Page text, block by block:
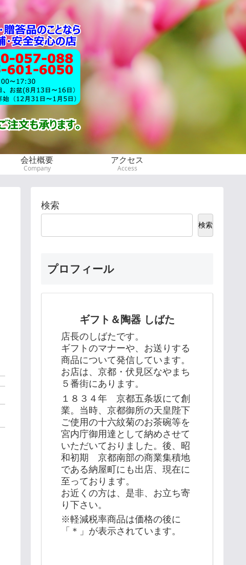
会社概要
Company
アクセス
Access
検索
検索
プロフィール
ギフト＆陶器 しばた
店長のしばたです。
ギフトのマナーや、お送りする
商品について発信しています。
お店は、京都・伏見区なやまち
５番街にあります。
１８３４年 京都五条坂にて創
業。当時、京都御所の天皇陛下
ご使用の十六紋菊のお茶碗等を
宮内庁御用達として納めさせて
いただいておりました。後、昭
和初期 京都南部の商業集積地
である納屋町にも出店、現在に
至っております。
お近くの方は、是非、お立ち寄
り下さい。
※軽減税率商品は価格の後に
「＊」が表示されています。